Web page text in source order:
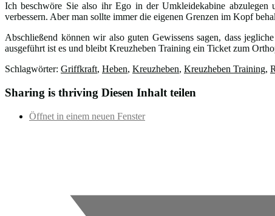
Ich beschwöre Sie also ihr Ego in der Umkleidekabine
verbessern. Aber man sollte immer die eigenen Grenzen im Kopf
Abschließend können wir also guten Gewissens sagen, dass
ausgeführt ist es und bleibt Kreuzheben Training ein Ticket zum
Schlagwörter: Griffkraft, Heben, Kreuzheben, Kreuzheben Training,
Sharing is thriving Diesen Inhalt teilen
Öffnet in einem neuen Fenster